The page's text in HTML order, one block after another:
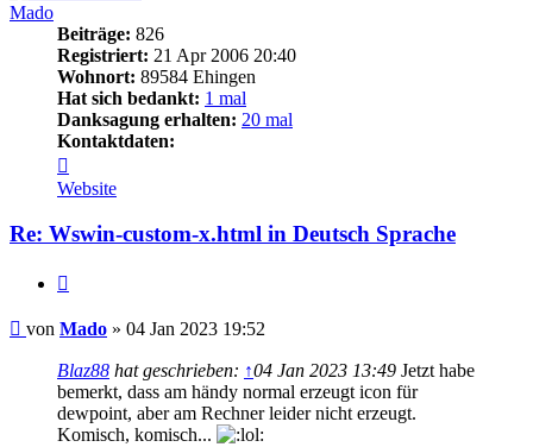
Mado
Beiträge: 826
Registriert: 21 Apr 2006 20:40
Wohnort: 89584 Ehingen
Hat sich bedankt: 1 mal
Danksagung erhalten: 20 mal
Kontaktdaten:
von
Mado
Website
Re: Wswin-custom-x.html in Deutsch Sprache
Beitrag
von Mado » 04 Jan 2023 19:52
Blaz88 hat geschrieben: ↑04 Jan 2023 13:49 Jetzt habe
bemerkt, dass am händy normal erzeugt icon für
dewpoint, aber am Rechner leider nicht erzeugt.
Komisch, komisch...